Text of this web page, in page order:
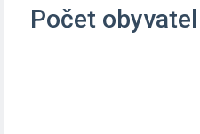
Počet obyvatel